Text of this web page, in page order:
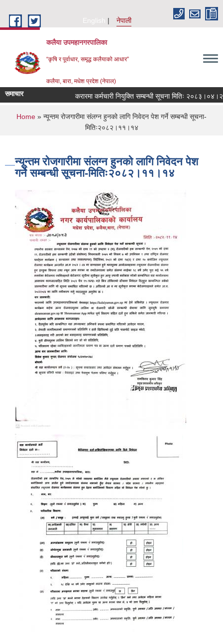
English
नेपाली
कलैया उपमहानगरपालिका
“कृषि र पूर्वाधार, समृद्ध कलैयाको आधार”
कलैया, बारा, मधेश प्रदेश (नेपाल)
समाचार करारमा कर्मचारी नियुक्ति सम्बन्धी सूचना मितिः २०८३।०४।२१
You are here
Home » न्यून्तम रोजगारीमा संलग्न हुनको लागि निवेदन पेश गर्ने सम्बन्धी सूचना-
मितिः२०८२।११।१४
न्यून्तम रोजगारीमा संलग्न हुनको लागि निवेदन पेश
गर्ने सम्बन्धी सूचना-मितिः२०८२।११।१४